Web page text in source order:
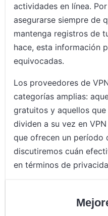
actividades en línea.
asegurarse siempre de
mantenga registros de
hace, esta información
equivocadas.
Los proveedores de
categorías amplias:
gratuitos y aquellos
dividen a su vez en
que ofrecen un período
discutiremos cuán
en términos de